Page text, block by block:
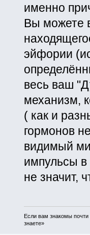
именно
Вы можете
эйфории
весь ваш
механизм,
( как и
гормонов
видимый
импульсы в
не значит,
Если вам знакомы
знаете»